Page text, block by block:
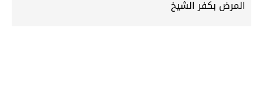
المرض بكفر الشيخ